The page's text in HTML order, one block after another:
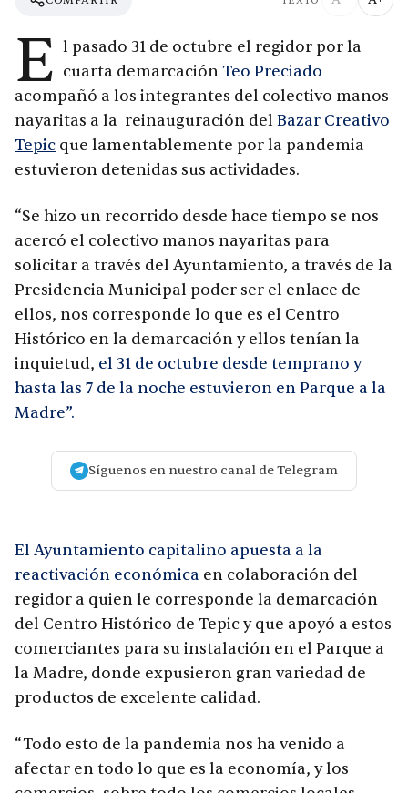
E l pasado 31 de octubre el regidor por la
cuarta demarcaciónTeo Preciado
acompañó a los integrantes del colectivo manos
nayaritas a la reinauguración del Bazar Creativo
Tepic que lamentablemente por la pandemia
estuvieron detenidas sus actividades.
“Se hizo un recorrido desde hace tiempo se nos
acercó el colectivo manos nayaritas para
solicitar a través del Ayuntamiento, a través de la
Presidencia Municipal poder ser el enlace de
ellos, nos corresponde lo que es el Centro
Histórico en la demarcación y ellos tenían la
inquietud, el 31 de octubre desde temprano y
hasta las 7 de la noche estuvieron en Parque a la
Madre”.
Síguenos en nuestro canal de Telegram
El Ayuntamiento capitalino apuesta a la
reactivación económica en colaboración del
regidor a quien le corresponde la demarcación
del Centro Histórico de Tepic y que apoyó a estos
comerciantes para su instalación en el Parque a
la Madre, donde expusieron gran variedad de
productos de excelente calidad.
“Todo esto de la pandemia nos ha venido a
afectar en todo lo que es la economía, y los